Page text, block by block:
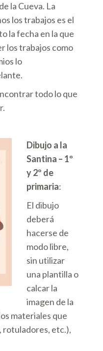
la Cueva. La
los trabajos es el
la fecha en la que
los trabajos como
lo
todo lo que
Dibujo a la
Santina – 1º
y 2º de
primaria:
El dibujo
deberá
hacerse de
modo libre,
sin utilizar
una plantilla o
calcar la
imagen de la
materiales que
rotuladores, etc.),